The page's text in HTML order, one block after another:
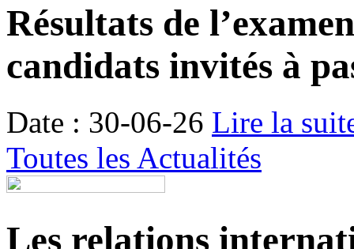
Résultats de
candidats invités à
Date : 30-06-26 Lire la
Toutes les Actualités
Les relations